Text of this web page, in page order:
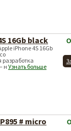
16Gb black
iPhone 4S 16Gb
нУзнать больше
# micro